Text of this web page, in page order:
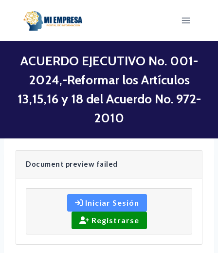
ACUERDO EJECUTIVO No. 001-
2024,-Reformar los Artículos
13,15,16 y 18 del Acuerdo No. 972-
2010
Document preview failed
Iniciar Sesión
Registrarse